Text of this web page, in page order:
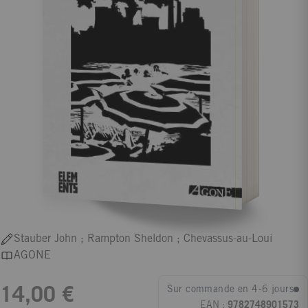
Stauber John ; Rampton Sheldon ; Chevassus-au-Loui
AGONE
14,00 €
Sur commande en 4-6 jours
EAN : 9782748901573